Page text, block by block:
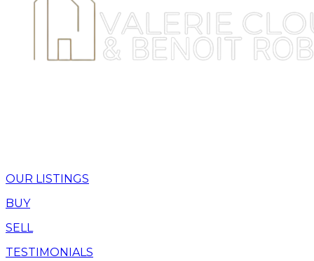
OUR LISTINGS
BUY
SELL
TESTIMONIALS